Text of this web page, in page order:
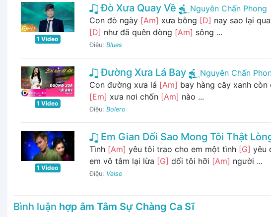
1 Video
Đò Xưa Quay Về
Nguyên Chấn Phong
Con đò ngày [Am] xưa bỗng [D] nay sao lại
[D] như đã quên dòng [Am] sông ...
Điệu: Blues
1 Video
Đường Xưa Lá Bay
Nguyên Chấn
Con đường xưa lá [Am] bay hàng cây xanh còn
[Em] xưa nơi chốn [Am] nào ...
Điệu: Bolero
1 Video
Em Gian Dối Sao Mong Tôi Thật
Tình [Am] yêu tôi trao cho em một tình [G] yêu
em vô tâm lại lừa [G] dối tôi hỡi [Am] người ...
Điệu: Valse
Bình luận hợp âm Tâm Sự Chàng Ca Sĩ